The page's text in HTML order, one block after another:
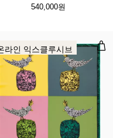
크리스탈 핑크 실크
540,000원
Schlumberger 버드
라인 익스클루시브